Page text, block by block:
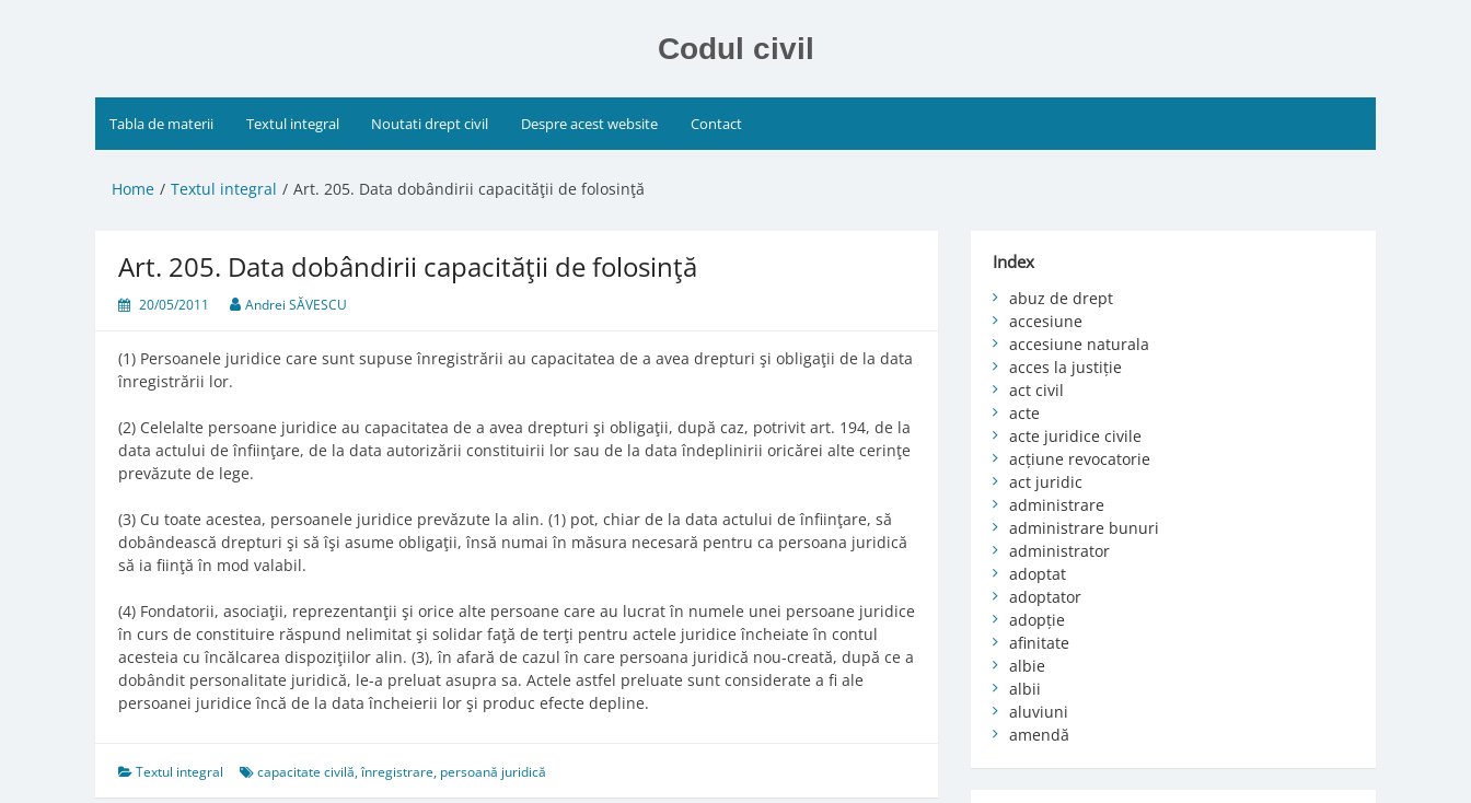
Codul civil
Tabla de materii Textul integral Noutati drept civil Despre acest website Contact
Home Textul integral Art. 205. Data dobândirii capacităţii de folosinţă
Art. 205. Data dobândirii capacităţii de folosinţă
20/05/2011 Andrei SĂVESCU
(1) Persoanele juridice care sunt supuse înregistrării au capacitatea de a avea drepturi şi obligaţii de la data
înregistrării lor.
(2) Celelalte persoane juridice au capacitatea de a avea drepturi şi obligaţii, după caz, potrivit art. 194, de la
data actului de înfiinţare, de la data autorizării constituirii lor sau de la data îndeplinirii oricărei alte cerinţe
prevăzute de lege.
(3) Cu toate acestea, persoanele juridice prevăzute la alin. (1) pot, chiar de la data actului de înfiinţare, să
dobândească drepturi şi să îşi asume obligaţii, însă numai în măsura necesară pentru ca persoana juridică
să ia fiinţă în mod valabil.
(4) Fondatorii, asociaţii, reprezentanţii şi orice alte persoane care au lucrat în numele unei persoane juridice
în curs de constituire răspund nelimitat şi solidar faţă de terţi pentru actele juridice încheiate în contul
acesteia cu încălcarea dispoziţiilor alin. (3), în afară de cazul în care persoana juridică nou-creată, după ce a
dobândit personalitate juridică, le-a preluat asupra sa. Actele astfel preluate sunt considerate a fi ale
persoanei juridice încă de la data încheierii lor şi produc efecte depline.
Textul integral capacitate civilă,înregistrare, persoană juridică
Index
abuz de drept
accesiune
accesiune naturala
acces la justiție
act civil
acte
acte juridice civile
acțiune revocatorie
act juridic
administrare
administrare bunuri
administrator
adoptat
adoptator
adopție
afinitate
albie
albii
aluviuni
amendă